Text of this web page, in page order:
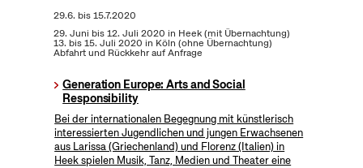
29.6. bis15.7.2020
29. Juni bis 12. Juli 2020 in Heek (mit Übernachtung)
13. bis 15. Juli 2020 in Köln (ohne Übernachtung)
Abfahrt und Rückkehr auf Anfrage
Generation Europe: Arts and Social
Responsibility
Bei der internationalen Begegnung mit künstlerisch
interessierten Jugendlichen und jungen Erwachsenen
aus Larissa (Griechenland) und Florenz (Italien) in
Heek spielen Musik, Tanz, Medien und Theater eine